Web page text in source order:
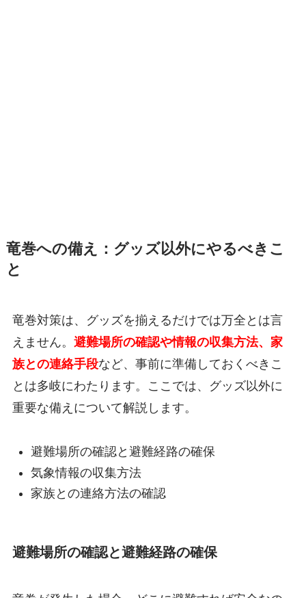
竜巻への備え：グッズ以外にやるべきこ
と
竜巻対策は、グッズを揃えるだけでは万全とは言
えません。 避難場所の確認や情報の収集方法、家
族との連絡手段など、事前に準備しておくべきこ
とは多岐にわたります。ここでは、グッズ以外に
重要な備えについて解説します。
避難場所の確認と避難経路の確保
気象情報の収集方法
家族との連絡方法の確認
避難場所の確認と避難経路の確保